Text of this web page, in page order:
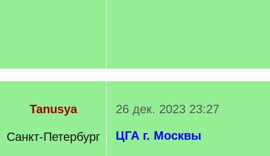
Tanusya
Санкт-Петербург
26 дек. 2023 23:27
ЦГА г. Москвы